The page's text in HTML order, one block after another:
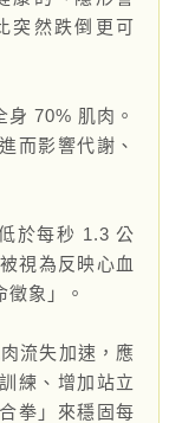
美國 LVT
PVC南
PVC複
AI報你
突然跌倒更可
身 70% 肌肉。
而影響代謝、
於每秒 1.3 公
視為反映心血
象」。
流失加速，應
練、增加站立
拳」來穩固每